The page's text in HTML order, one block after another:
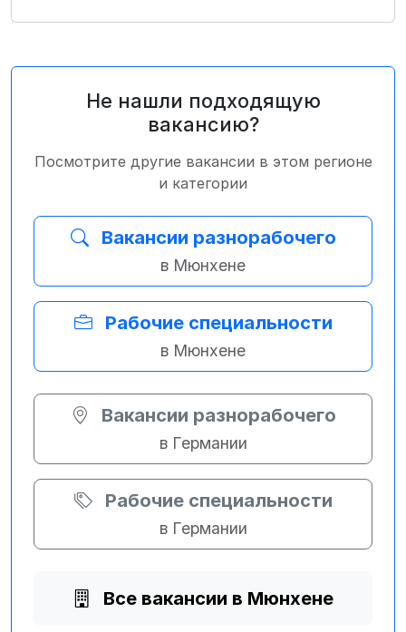
Не нашли подходящую
вакансию?
Посмотрите другие вакансии в этом регионе
и категории
Вакансии разнорабочего
в Мюнхене
Рабочие специальности
в Мюнхене
Вакансии разнорабочего
в Германии
Рабочие специальности
в Германии
Все вакансии в Мюнхене